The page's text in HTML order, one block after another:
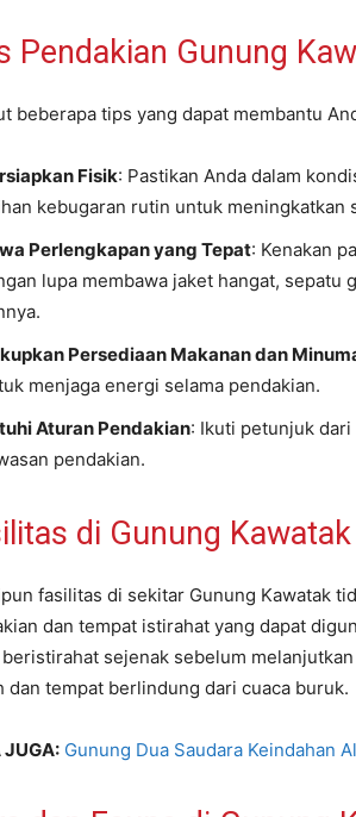
Pendakian Gunung
beberapa tips yang dapat membantu
Fisik: Pastikan Anda dalam
kebugaran rutin untuk meningkatkan
Perlengkapan yang Tepat: Kenakan
lupa membawa jaket hangat, sepatu
Persediaan Makanan dan
menjaga energi selama pendakian.
Aturan Pendakian: Ikuti petunjuk
pendakian.
di Gunung Kawatak
fasilitas di sekitar Gunung Kawatak
dan tempat istirahat yang dapat
sejenak sebelum
dan tempat berlindung dari cuaca buruk.
JUGA: Gunung Dua Saudara Keindahan